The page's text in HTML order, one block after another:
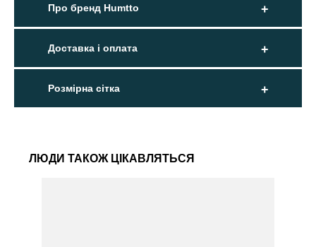
Про бренд Humtto
Доставка і оплата
Розмірна сітка
ЛЮДИ ТАКОЖ ЦІКАВЛЯТЬСЯ